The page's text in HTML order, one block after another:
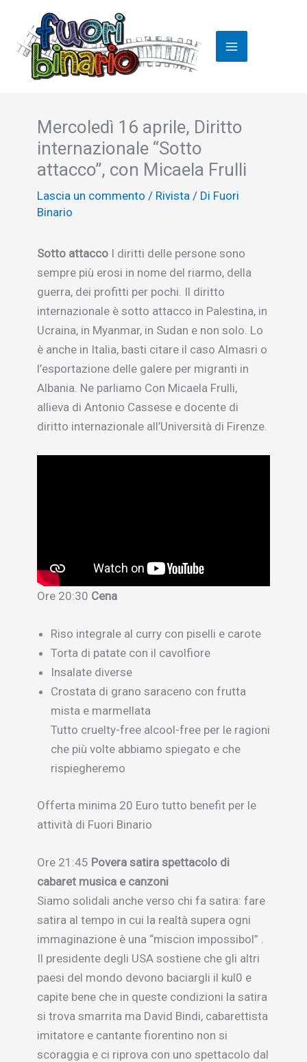
contenuto
Mercoledì 16 aprile, Diritto
internazionale “Sotto
attacco”, con Micaela Frulli
Lascia un commento / Rivista / Di Fuori
Binario
Sotto attacco I diritti delle persone sono
sempre più erosi in nome del riarmo, della
guerra, dei profitti per pochi. Il diritto
internazionale è sotto attacco in Palestina, in
Ucraina, in Myanmar, in Sudan e non solo. Lo
è anche in Italia, basti citare il caso Almasri o
l’esportazione delle galere per migranti in
Albania. Ne parliamo Con Micaela Frulli,
allieva di Antonio Cassese e docente di
diritto internazionale all’Università di Firenze.
Ore 20:30 Cena
Riso integrale al curry con piselli e carote
Torta di patate con il cavolfiore
Insalate diverse
Crostata di grano saraceno con frutta
mista e marmellata
Tutto cruelty-free alcool-free per le ragioni
che più volte abbiamo spiegato e che
rispiegheremo
Offerta minima 20 Euro tutto benefit per le
attività di Fuori Binario
Ore 21:45 Povera satira spettacolo di
cabaret musica e canzoni
Siamo solidali anche verso chi fa satira: fare
satira al tempo in cui la realtà supera ogni
immaginazione è una “miscion impossibol” .
Il presidente degli USA sostiene che gli altri
paesi del mondo devono baciargli il kul0 e
capite bene che in queste condizioni la satira
si trova smarrita ma David Bindi, cabarettista
imitatore e cantante fiorentino non si
scoraggia e ci riprova con uno spettacolo dal